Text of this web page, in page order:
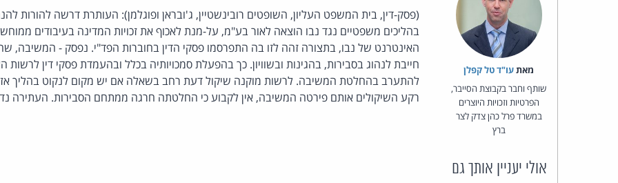
מאת‏עו"ד טל קפלן
שותף וחבר בקבוצת הסייבר,
הפרטיות וזכויות היוצרים
במשרד פרל כהן צדק לצר
ברץ
אולי יעניין אותך גם
(פסק-דין, בית המשפט העליון, השופטים רובינשטיין, ג'ובראן ופוגלמן): העותרת דרשה להורות
בהליכים משפטיים נגד נבו הוצאה לאור בע"מ, על-מנת לאכוף את זכויות המדינה בעיבודים
האינטרנט של נבו, בתצורה זהה לזו בה התפרסמו פסקי הדין בחוברות הפד"י. נפסק - המשיבה,
חייבת לנהוג בסבירות, בהגינות ובשוויון. כך בהפעלת סמכויותיה בכלל ובהעמדת פסקי דין לרשות
להתערב בהחלטת המשיבה. לרשות מוקנה שיקול דעת רחב בשאלה אם יש מקום לנקוט בהליך
רקע השיקולים אותם פירטה המשיבה, אין לקבוע כי החלטתה חרגה ממתחם הסבירות. העתירה